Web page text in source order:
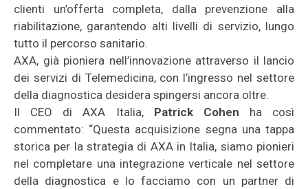
clienti un’offerta completa, dalla prevenzione alla
riabilitazione, garantendo alti livelli di servizio, lungo
tutto il percorso sanitario.
AXA, già pioniera nell’innovazione attraverso il lancio
dei servizi di Telemedicina, con l’ingresso nel settore
della diagnostica desidera spingersi ancora oltre.
Il CEO di AXA Italia, Patrick Cohen ha così
commentato: “Questa acquisizione segna una tappa
storica per la strategia di AXA in Italia, siamo pionieri
nel completare una integrazione verticale nel settore
della diagnostica e lo facciamo con un partner di